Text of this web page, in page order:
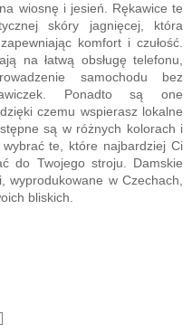
wiosnę i jesień. Rękawice te
skóry jagnięcej, która
komfort i czułość.
na łatwą obsługę telefonu,
samochodu bez
Ponadto są one
czemu wspierasz lokalne
są w różnych kolorach i
te, które najbardziej Ci
do Twojego stroju. Damskie
wyprodukowane w Czechach,
bliskich.